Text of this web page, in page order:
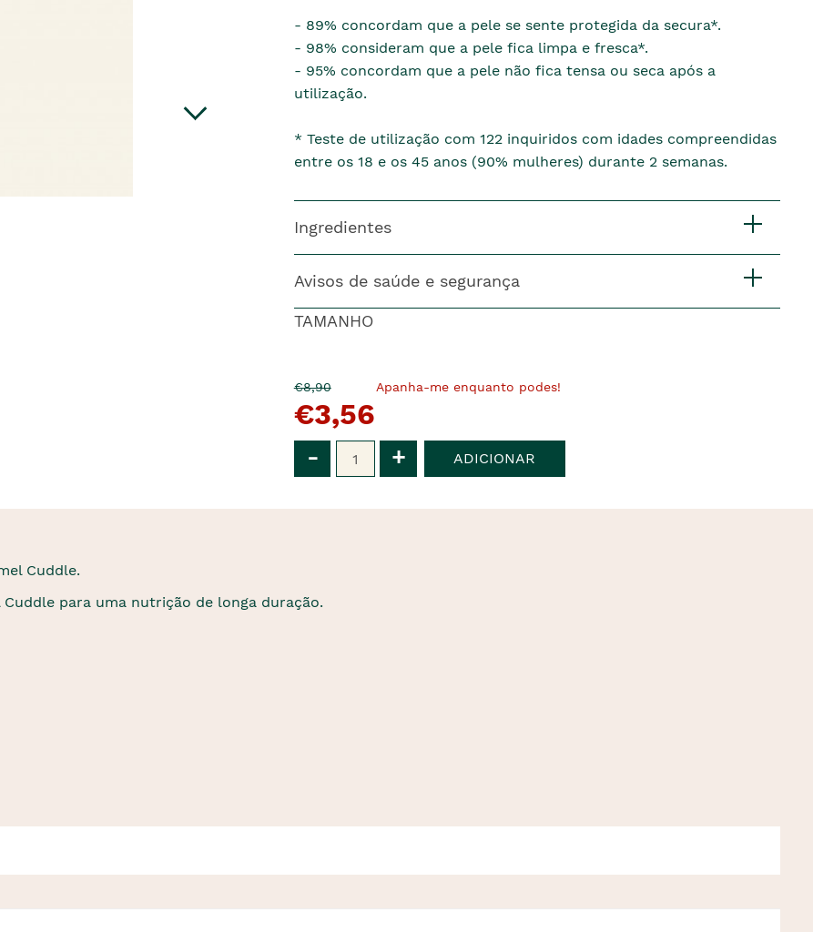
- 89% concordam que a pele se sente protegida da secura*.
- 98% consideram que a pele fica limpa e fresca*.
- 95% concordam que a pele não fica tensa ou seca após a
utilização.
* Teste de utilização com 122 inquiridos com idades compreendidas
entre os 18 e os 45 anos (90% mulheres) durante 2 semanas.
Ingredientes
Avisos de saúde e segurança
TAMANHO
O
pre�o
anterior
€8,90Agora
�
€3,56
Apanha-me enquanto podes!
- + ADICIONAR
Cuddle.
para uma nutrição de longa duração.